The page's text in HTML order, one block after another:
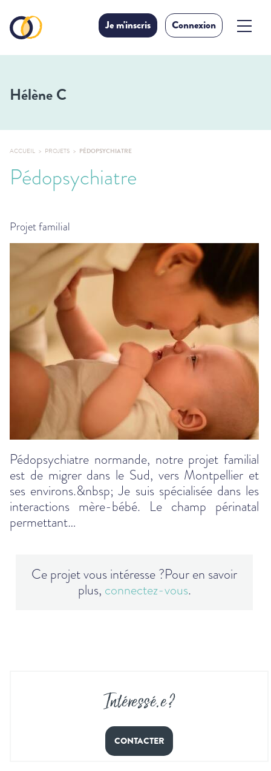
Je m'inscris Connexion
Hélène C
ACCUEIL PROJETS PÉDOPSYCHIATRE
Pédopsychiatre
Projet familial
Pédopsychiatre normande, notre projet familial
est de migrer dans le Sud, vers Montpellier et
ses environs.&nbsp; Je suis spécialisée dans les
interactions mère-bébé. Le champ périnatal
permettant…
Ce projet vous intéresse ?Pour en savoir
plus, connectez-vous.
Intéressé.e ?
CONTACTER